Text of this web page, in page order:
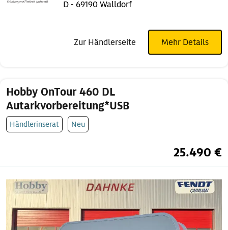
D - 69190 Walldorf
Zur Händlerseite Mehr Details
Hobby OnTour 460 DL
Autarkvorbereitung*USB
Händlerinserat Neu
25.490 €